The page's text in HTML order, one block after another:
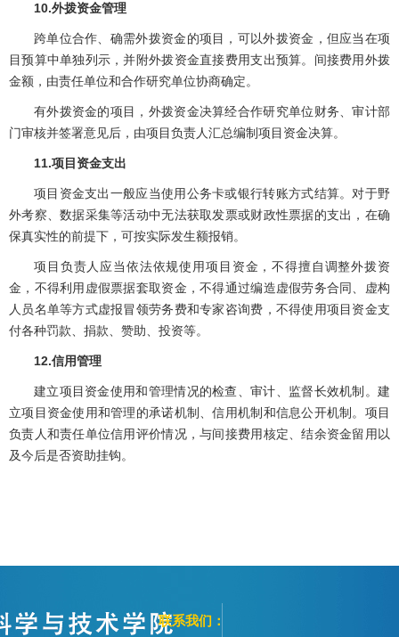
10.外拨资金管理
跨单位合作、确需外拨资金的项目，可以外拨资金，但应当在项
目预算中单独列示，并附外拨资金直接费用支出预算。间接费用外拨
金额，由责任单位和合作研究单位协商确定。
有外拨资金的项目，外拨资金决算经合作研究单位财务、审计部
门审核并签署意见后，由项目负责人汇总编制项目资金决算。
11.项目资金支出
项目资金支出一般应当使用公务卡或银行转账方式结算。对于野
外考察、数据采集等活动中无法获取发票或财政性票据的支出，在确
保真实性的前提下，可按实际发生额报销。
项目负责人应当依法依规使用项目资金，不得擅自调整外拨资
金，不得利用虚假票据套取资金，不得通过编造虚假劳务合同、虚构
人员名单等方式虚报冒领劳务费和专家咨询费，不得使用项目资金支
付各种罚款、捐款、赞助、投资等。
12.信用管理
建立项目资金使用和管理情况的检查、审计、监督长效机制。建
立项目资金使用和管理的承诺机制、信用机制和信息公开机制。项目
负责人和责任单位信用评价情况，与间接费用核定、结余资金留用以
及今后是否资助挂钩。
联系我们：